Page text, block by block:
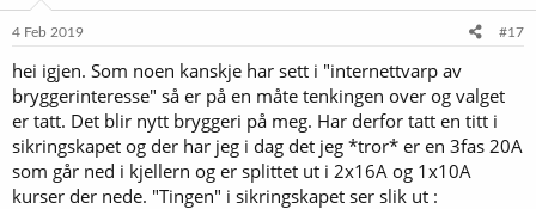
e
:
4 Feb 2019 #17
hei igjen. Som noen kanskje har sett i "internettvarp av
bryggerinteresse" så er på en måte tenkingen over og valget
er tatt. Det blir nytt bryggeri på meg. Har derfor tatt en titt i
sikringskapet og der har jeg i dag det jeg *tror* er en 3fas 20A
som går ned i kjellern og er splittet ut i 2x16A og 1x10A
kurser der nede. "Tingen" i sikringskapet ser slik ut :